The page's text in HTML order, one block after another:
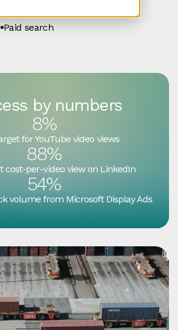
Paid search
by numbers
8%
for YouTube video views
88%
cost‑per‑video view on LinkedIn
54%
volume from Microsoft Display Ads